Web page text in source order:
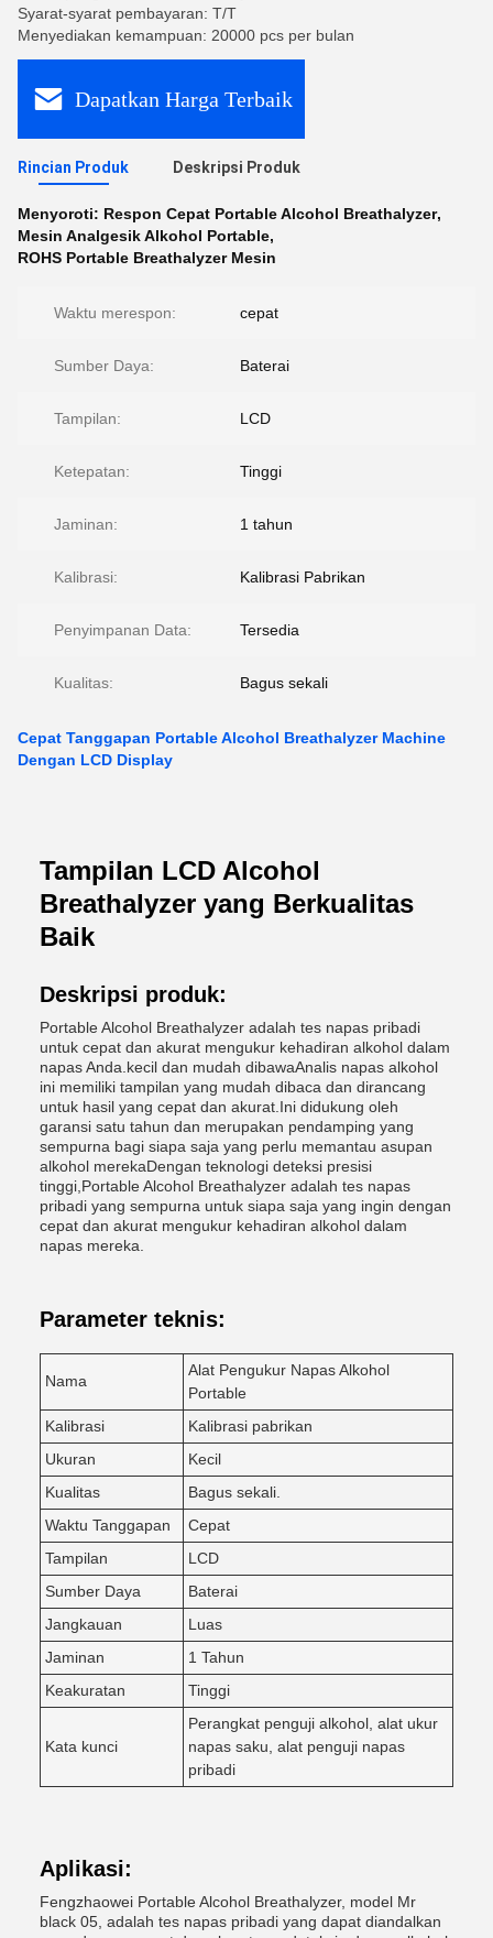
Syarat-syarat pembayaran: T/T
Menyediakan kemampuan: 20000 pcs per bulan
Dapatkan Harga Terbaik
Rincian Produk Deskripsi Produk
Menyoroti: Respon Cepat Portable Alcohol Breathalyzer,
Mesin Analgesik Alkohol Portable,
ROHS Portable Breathalyzer Mesin
Waktu merespon: cepat
Sumber Daya: Baterai
Tampilan: LCD
Ketepatan: Tinggi
Jaminan: 1 tahun
Kalibrasi: Kalibrasi Pabrikan
Penyimpanan Data: Tersedia
Kualitas: Bagus sekali
Cepat Tanggapan Portable Alcohol Breathalyzer Machine
Dengan LCD Display
Tampilan LCD Alcohol
Breathalyzer yang Berkualitas
Baik
Deskripsi produk:
Portable Alcohol Breathalyzer adalah tes napas pribadi
untuk cepat dan akurat mengukur kehadiran alkohol dalam
napas Anda.kecil dan mudah dibawaAnalis napas alkohol
ini memiliki tampilan yang mudah dibaca dan dirancang
untuk hasil yang cepat dan akurat.Ini didukung oleh
garansi satu tahun dan merupakan pendamping yang
sempurna bagi siapa saja yang perlu memantau asupan
alkohol merekaDengan teknologi deteksi presisi
tinggi,Portable Alcohol Breathalyzer adalah tes napas
pribadi yang sempurna untuk siapa saja yang ingin dengan
cepat dan akurat mengukur kehadiran alkohol dalam
napas mereka.
Parameter teknis:
Nama
Alat Pengukur Napas Alkohol
Portable
Kalibrasi
Kalibrasi pabrikan
Ukuran
Kecil
Kualitas
Bagus sekali.
Waktu Tanggapan
Cepat
Tampilan
LCD
Sumber Daya
Baterai
Jangkauan
Luas
Jaminan
1 Tahun
Keakuratan
Tinggi
Kata kunci
Perangkat penguji alkohol, alat ukur
napas saku, alat penguji napas
pribadi
Aplikasi:
Fengzhaowei Portable Alcohol Breathalyzer, model Mr
black 05, adalah tes napas pribadi yang dapat diandalkan